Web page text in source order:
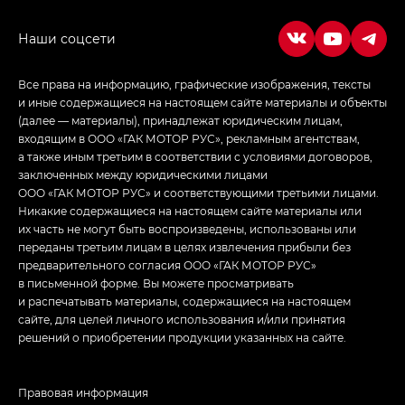
Все права на информацию, графические изображения, тексты
и иные содержащиеся на настоящем сайте материалы и объекты
(далее — материалы), принадлежат юридическим лицам,
входящим в ООО «ГАК МОТОР РУС», рекламным агентствам,
а также иным третьим в соответствии с условиями договоров,
заключенных между юридическими лицами
ООО «ГАК МОТОР РУС» и соответствующими третьими лицами.
Никакие содержащиеся на настоящем сайте материалы или
их часть не могут быть воспроизведены, использованы или
переданы третьим лицам в целях извлечения прибыли без
предварительного согласия ООО «ГАК МОТОР РУС»
в письменной форме. Вы можете просматривать
и распечатывать материалы, содержащиеся на настоящем
сайте, для целей личного использования и/или принятия
решений о приобретении продукции указанных на сайте.
Правовая информация